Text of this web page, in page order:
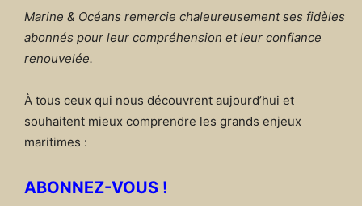
Marine & Océans remercie chaleureusement ses fidèles
abonnés pour leur compréhension et leur confiance
renouvelée.
À tous ceux qui nous découvrent aujourd’hui et
souhaitent mieux comprendre les grands enjeux
maritimes :
ABONNEZ-VOUS !